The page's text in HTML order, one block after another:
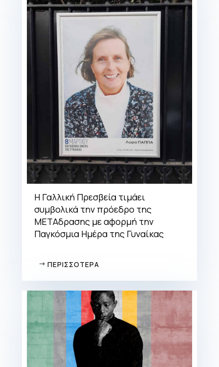
Η Γαλλική Πρεσβεία τιμάει
συμβολικά την πρόεδρο της
ΜΕΤΑδρασης με αφορμή την
Παγκόσμια Ημέρα της Γυναίκας
ΠΕΡΙΣΣΟΤΕΡΑ